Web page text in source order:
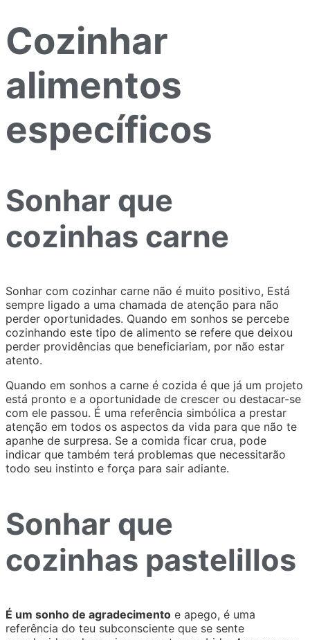
Cozinhar
alimentos
específicos
Sonhar que
cozinhas carne
Sonhar com cozinhar carne não é muito positivo, Está
sempre ligado a uma chamada de atenção para não
perder oportunidades. Quando em sonhos se percebe
cozinhando este tipo de alimento se refere que deixou
perder providências que beneficiariam, por não estar
atento.
Quando em sonhos a carne é cozida é que já um projeto
está pronto e a oportunidade de crescer ou destacar-se
com ele passou. É uma referência simbólica a prestar
atenção em todos os aspectos da vida para que não te
apanhe de surpresa. Se a comida ficar crua, pode
indicar que também terá problemas que necessitarão
todo seu instinto e força para sair adiante.
Sonhar que
cozinhas pastelillos
É um sonho de agradecimento e apego, é uma
referência do teu subconsciente que se sente